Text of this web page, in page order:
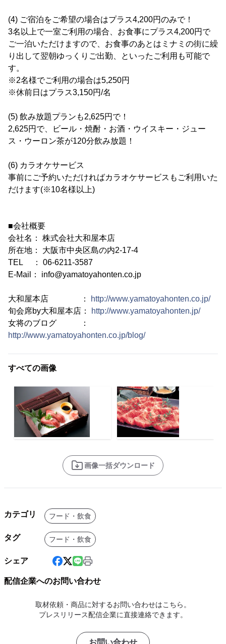
(4) ご宿泊をご希望の場合はプラス4,200円のみで！
3名以上で一室ご利用の場合、お食事にプラス4,200円で
ご一泊いただけますので、お食事のあとはミナミの街に繰
り出して翌朝ゆっくりご出勤、といったご利用も可能で
す。
※2名様でご利用の場合は5,250円
※休前日はプラス3,150円/名
(5) 飲み放題プランも2,625円で！
2,625円で、ビール・焼酎・お酒・ウイスキー・ジュー
ス・ウーロン茶が120分飲み放題！
(6) カラオケサービス
事前にご予約いただければカラオケサービスもご利用いた
だけます(※10名様以上)
■会社概要
会社名： 株式会社大和屋本店
所在地： 大阪市中央区島の内2-17-4
TEL ： 06-6211-3587
E-Mail： info@yamatoyahonten.co.jp
大和屋本店 ：
http://www.yamatoyahonten.co.jp/
旬会席by大和屋本店：
http://www.yamatoyahonten.jp/
女将のブログ ：
http://www.yamatoyahonten.co.jp/blog/
すべての画像
画像一括ダウンロード
カテゴリ フード・飲食
タグ フード・飲食
シェア
配信企業へのお問い合わせ
取材依頼・商品に対するお問い合わせはこちら。
プレスリリース配信企業に直接連絡できます。
お問い合わせ